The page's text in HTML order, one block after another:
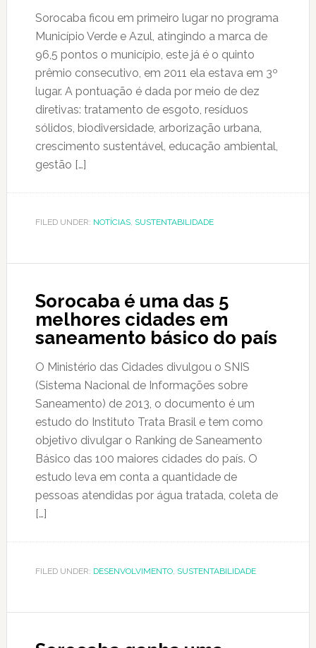
Sorocaba ficou em primeiro lugar no programa
Município Verde e Azul, atingindo a marca de
96,5 pontos o município, este já é o quinto
prêmio consecutivo, em 2011 ela estava em 3º
lugar. A pontuação é dada por meio de dez
diretivas: tratamento de esgoto, resíduos
sólidos, biodiversidade, arborização urbana,
crescimento sustentável, educação ambiental,
gestão […]
FILED UNDER: NOTÍCIAS, SUSTENTABILIDADE
Sorocaba é uma das 5
melhores cidades em
saneamento básico do país
O Ministério das Cidades divulgou o SNIS
(Sistema Nacional de Informações sobre
Saneamento) de 2013, o documento é um
estudo do Instituto Trata Brasil e tem como
objetivo divulgar o Ranking de Saneamento
Básico das 100 maiores cidades do país. O
estudo leva em conta a quantidade de
pessoas atendidas por água tratada, coleta de
[…]
FILED UNDER: DESENVOLVIMENTO, SUSTENTABILIDADE